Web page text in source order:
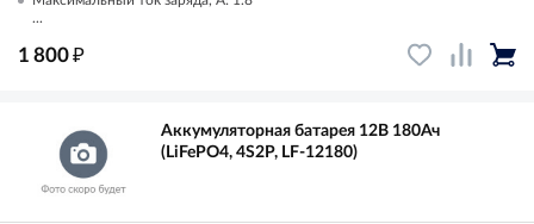
...
1 800₽
Аккумуляторная батарея 12В 180Ач
(LiFePO4, 4S2P, LF-12180)